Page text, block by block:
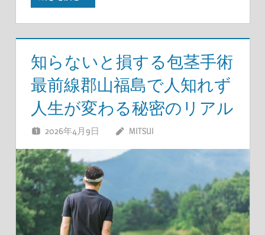
知らないと損する包茎手術
最前線郡山福島で人知れず
人生が変わる秘密のリアル
2026年4月9日 MITSUI